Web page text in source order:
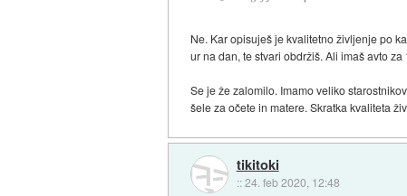
Ne. Kar opisuješ je kvalitetno življenje po
ur na dan, te stvari obdržiš. Ali imaš avto
Se je že zalomilo. Imamo veliko
šele za očete in matere. Skratka kvaliteta
tikitoki
::24. feb 2020, 12:48